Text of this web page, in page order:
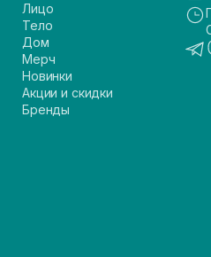
Лицо
Тело
Дом
Мерч
Новинки
Акции и скидки
Бренды